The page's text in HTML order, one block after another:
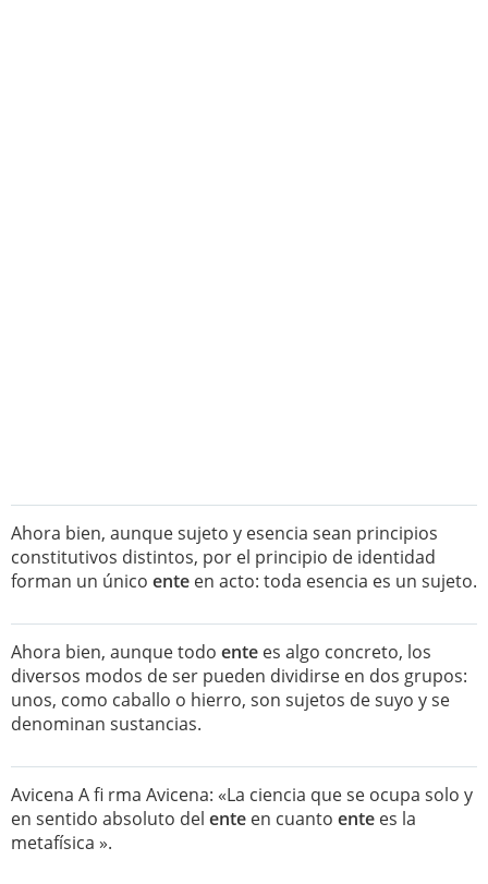
Ahora bien, aunque sujeto y esencia sean principios
constitutivos distintos, por el principio de identidad
forman un único ente en acto: toda esencia es un sujeto.
Ahora bien, aunque todo ente es algo concreto, los
diversos modos de ser pueden dividirse en dos grupos:
unos, como caballo o hierro, son sujetos de suyo y se
denominan sustancias.
Avicena A fi rma Avicena: «La ciencia que se ocupa solo y
en sentido absoluto del ente en cuanto ente es la
metafísica ».